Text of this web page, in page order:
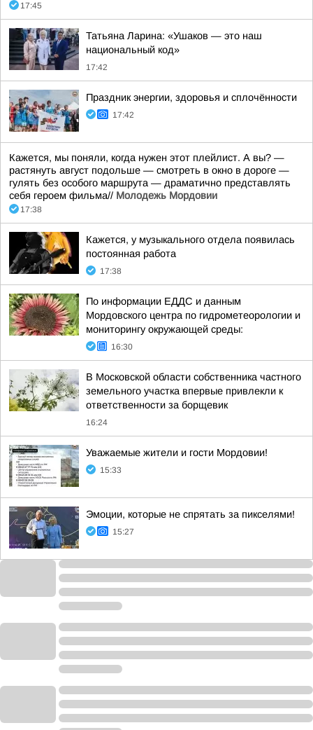
17:45
Татьяна Ларина: «Ушаков — это наш
национальный код»
17:42
Праздник энергии, здоровья и сплочённости
17:42
Кажется, мы поняли, когда нужен этот плейлист. А вы? —
растянуть август подольше — смотреть в окно в дороге —
гулять без особого маршрута — драматично представлять
себя героем фильма// Молодежь Мордовии
17:38
Кажется, у музыкального отдела появилась
постоянная работа
17:38
По информации ЕДДС и данным
Мордовского центра по гидрометеорологии и
мониторингу окружающей среды:
16:30
В Московской области собственника частного
земельного участка впервые привлекли к
ответственности за борщевик
16:24
Уважаемые жители и гости Мордовии!
15:33
Эмоции, которые не спрятать за пикселями!
15:27